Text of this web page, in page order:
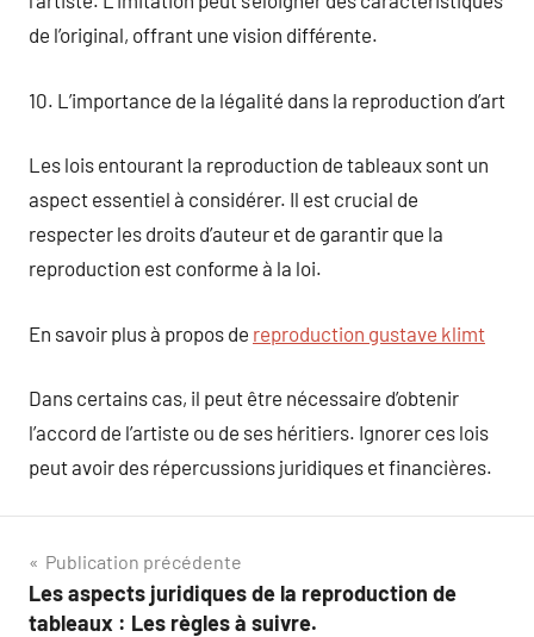
de l’original, offrant une vision différente.
10. L’importance de la légalité dans la reproduction d’art
Les lois entourant la reproduction de tableaux sont un
aspect essentiel à considérer. Il est crucial de
respecter les droits d’auteur et de garantir que la
reproduction est conforme à la loi.
En savoir plus à propos de reproduction gustave klimt
Dans certains cas, il peut être nécessaire d’obtenir
l’accord de l’artiste ou de ses héritiers. Ignorer ces lois
peut avoir des répercussions juridiques et financières.
Navigation
de
Publication précédente
Les aspects juridiques de la reproduction de
tableaux : Les règles à suivre.